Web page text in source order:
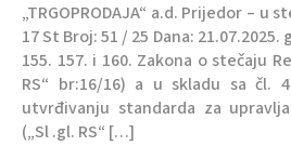
„TRGOPRODAJA“ a.d. Prijedor – u
17 St Broj: 51 / 25 Dana:
155. 157. i 160. Zakona o stečaju
RS“ br:16/16) a u skladu sa čl.
utvrđivanju standarda za
(„Sl .gl. RS“ […]